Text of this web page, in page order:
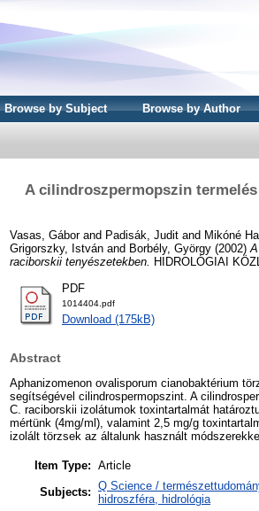
Browse by Subject Browse by Author
A cilindroszpermopszin
Vasas, Gáborand Padisák, Judit and Mikóné
Grigorszky, István and Borbély, György (2002)
raciborskii tenyészetekben. HIDROLÓGIAI
PDF
1014404.pdf
Download (175kB)
Abstract
Aphanizomenon ovalisporum cianobaktérium
segítségével cilindrospermopszint. A
C. raciborskii izolátumok toxintartalmát
mértünk (4mg/ml), valamint 2,5 mg/g
izolált törzsek az általunk használt
Item Type: Article
Subjects: Q Science /
hidroszféra, hidrológia